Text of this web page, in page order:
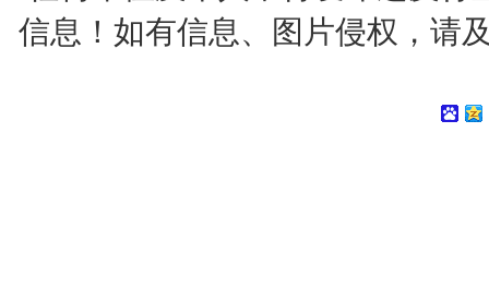
信息！如有信息、图片侵权，请